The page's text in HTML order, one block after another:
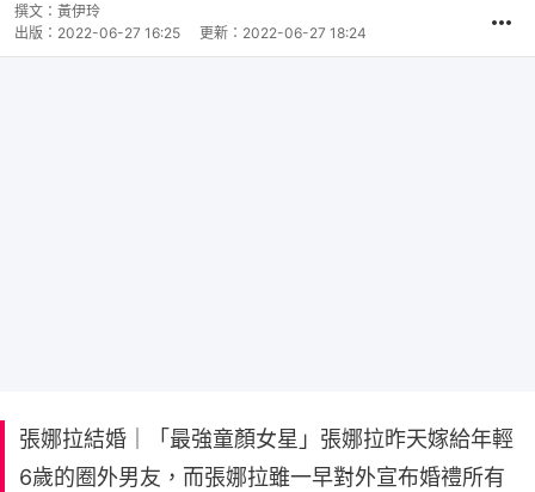
撰文： 黃伊玲
出版： 2022-06-27 16:25 更新： 2022-06-27 18:24
張娜拉結婚｜「最強童顏女星」張娜拉昨天嫁給年輕
6歲的圈外男友，而張娜拉雖一早對外宣布婚禮所有